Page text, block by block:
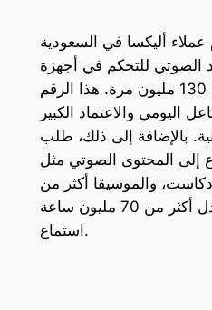
استخدم عملاء أليكسا في السعودية
الصوتي للتحكم في أجهزة
المنزل الذكي حوالي 130 مليون مرة. هذا الرقم
اليومي والاعتماد الكبير
بالإضافة إلى ذلك، طلب
إلى المحتوى الصوتي مثل
والموسيقا أكثر من
100 مليون مرة، مما يعادل أكثر من 70 مليون ساعة
استماع.